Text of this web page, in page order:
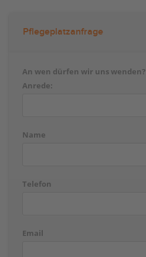
Pflegeplatzanfrage
An wen dürfen wir uns wenden?
Anrede:
Name
Telefon
Email